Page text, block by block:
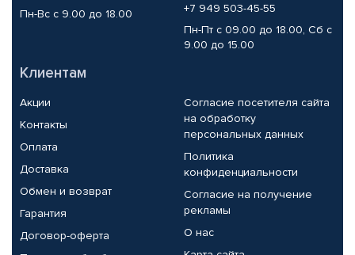
Пн-Вс с 9.00 до 18.00
+7 949 503-45-55
Пн-Пт с 09.00 до 18.00, Сб с
9.00 до 15.00
Клиентам
Акции
Контакты
Оплата
Доставка
Обмен и возврат
Гарантия
Договор-оферта
Согласие посетителя сайта
на обработку
персональных данных
Политика
конфиденциальности
Согласие на получение
рекламы
О нас